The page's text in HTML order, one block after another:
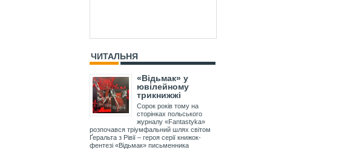
ЧИТАЛЬНЯ
«Відьмак» у
ювілейному
трикнижжі
Сорок років тому на
сторінках польського
журналу «Fantastyka»
розпочався тріумфальний шлях світом
Ґеральта з Рівії – героя серії книжок-
фентезі «Відьмак» письменника